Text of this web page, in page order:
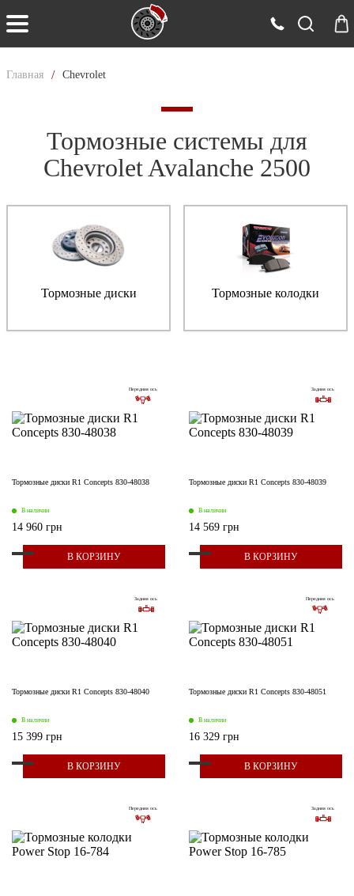
Главная / Chevrolet
Тормозные системы для
Chevrolet Avalanche 2500
Тормозные диски Тормозные колодки
Передняя ось
Тормозные диски R1 Concepts 830-48038
В наличии
14 960 грн
В КОРЗИНУ
Задняя ось
Тормозные диски R1 Concepts 830-48039
В наличии
14 569 грн
В КОРЗИНУ
Задняя ось
Тормозные диски R1 Concepts 830-48040
В наличии
15 399 грн
В КОРЗИНУ
Передняя ось
Тормозные диски R1 Concepts 830-48051
В наличии
16 329 грн
В КОРЗИНУ
Передняя ось Задняя ось